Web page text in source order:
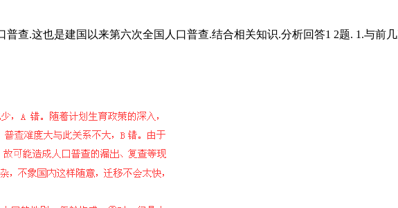
普查.这也是建国以来第六次全国人口普查.结合相关知识.分析回答1 2题. 1.与前